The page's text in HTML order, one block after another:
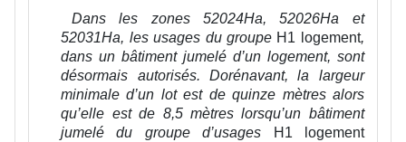
Dans les zones 52024Ha, 52026Ha et
52031Ha, les usages du groupe H1 logement,
dans un bâtiment jumelé d’un logement, sont
désormais autorisés. Dorénavant, la largeur
minimale d’un lot est de quinze mètres alors
qu’elle est de 8,5 mètres lorsqu’un bâtiment
jumelé du groupe d’usages
H1 logement